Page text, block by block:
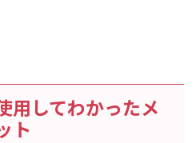
用してわかったメ
ト